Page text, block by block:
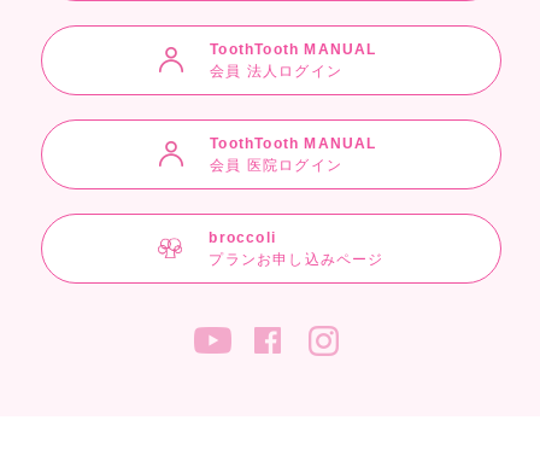
ToothTooth MANUAL
会員 法人ログイン
ToothTooth MANUAL
会員 医院ログイン
broccoli
プランお申し込みページ